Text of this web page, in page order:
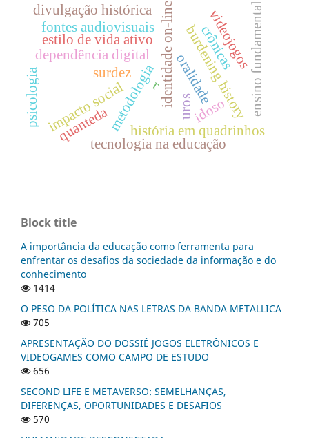
idoso
identidade on-line
história em quadrinhos
burdening history
metodologia oralidade
dependência digital
estilo de vida ativo
impacto social
psicologia ensino fundamental
tecnologia na educação
divulgação histórica
uros
crônicas
surdez
fontes audiovisuais videojogos
r
quanteda
Block title
A importância da educação como ferramenta para
enfrentar os desafios da sociedade da informação e do
conhecimento
1414
O PESO DA POLÍTICA NAS LETRAS DA BANDA METALLICA
705
APRESENTAÇÃO DO DOSSIÊ JOGOS ELETRÔNICOS E
VIDEOGAMES COMO CAMPO DE ESTUDO
656
SECOND LIFE E METAVERSO: SEMELHANÇAS,
DIFERENÇAS, OPORTUNIDADES E DESAFIOS
570